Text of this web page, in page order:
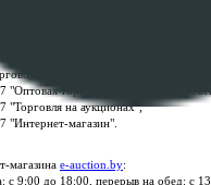
предприятие по оказанию услуг
пр-т. Дзержинского, 1Б, e-mail:
реестре Республики Беларусь:
торговля без торговых
на аукционах";
магазин".
магазина e-auction.by:
с 9:00 до 18:00, перерыв на обед: с